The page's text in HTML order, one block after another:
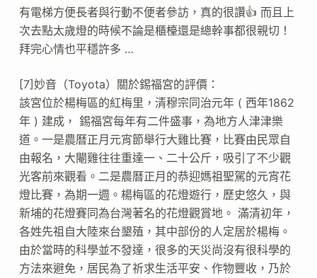
有電梯方便長者與行動不便者參訪，真的很讚👍 而且上
次去點太歲燈的時候不論是櫃檯還是總幹事都很親切！
拜完心情也平穩許多 …
[7]妙音（Toyota）關於錫福宮的評價：
該宮位於楊梅區的紅梅里，清穆宗同治元年 ( 西年1862
年 ) 建成， 錫福宮每年有二件盛事，為地方人津津樂
道。一是農曆正月元宵節舉行大雞比賽，比賽由民眾自
由報名，大閹雞往往重達一、二十公斤，吸引了不少觀
光客前來觀看。二是農曆正月的恭迎媽祖聖駕的元宵花
燈比賽，為期一週。楊梅區的花燈遊行，歷史悠久，與
新埔的花燈賽同為台灣著名的花燈觀賞地。 滿清初年，
各姓先祖自大陸來台墾殖，其中部份的人定居於楊梅。
由於當時的科學並不發達，很多的天災尚沒有很科學的
方法來避免，居民為了祈求生活平安、作物豐收，乃於